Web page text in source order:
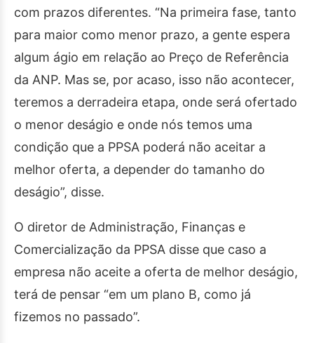
com prazos diferentes. “Na primeira fase, tanto
para maior como menor prazo, a gente espera
algum ágio em relação ao Preço de Referência
da ANP. Mas se, por acaso, isso não acontecer,
teremos a derradeira etapa, onde será ofertado
o menor deságio e onde nós temos uma
condição que a PPSA poderá não aceitar a
melhor oferta, a depender do tamanho do
deságio”, disse.
O diretor de Administração, Finanças e
Comercialização da PPSA disse que caso a
empresa não aceite a oferta de melhor deságio,
terá de pensar “em um plano B, como já
fizemos no passado”.